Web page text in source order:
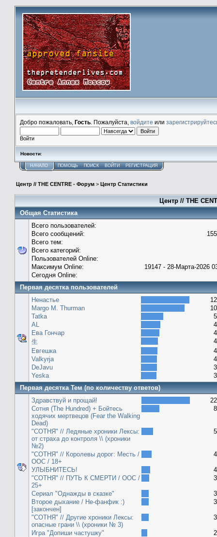
Добро пожаловать, Гость . Пожалуйста, войдите или
Войти
Новости:
НАЧАЛО ПОМОЩЬ ПОИСК ВОЙТИ РЕГИСТРАЦИЯ
Центр // THE CENTRE - Форум > Центр Статистики
Центр // THE
Общая Статистика
Всего пользователей:
Всего сообщений:
Всего тем:
Всего категорий:
Пользователей Online:
Максимум Online:
19147 - 28-Марта-2026
Сегодня Online:
Первая десятка пользователей
Ненастье
Margo M. Thurman
Tatka
AL
Ева Гончар
生
Евгешка
Valkyrja
DeJavu
Yeska
Первая десятка Тем (по количеству ответов)
Здравствуй и прощай!
Сотня (The Hundred) + Бойтесь
ходячих мертвецов (Fear the Walking
Dead)
"СОТНЯ" // Ледяные хроники Лексы:
от страха до контроля \\ (хроники
№2)
"СОТНЯ" // Королевы дорог: Месть /
ООС / 18+
УЛЫБНИТЕСЬ!
"СОТНЯ" // ПУТЬ К СМЕРТИ / ООС /
25+
Сериал "Однажды в сказке"
Второе дыхание / Не-фанфик :)
[закончен]
"СОТНЯ" // Другие хроники Лексы:
опасные грани \\ (хроники № 3)
Игра "Допиши частушку"